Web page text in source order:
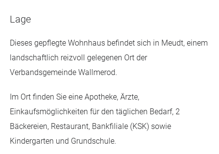
Lage
Dieses gepflegte Wohnhaus befindet sich in Meudt, einem
landschaftlich reizvoll gelegenen Ort der
Verbandsgemeinde Wallmerod.
Im Ort finden Sie eine Apotheke, Ärzte,
Einkaufsmöglichkeiten für den täglichen Bedarf, 2
Bäckereien, Restaurant, Bankfiliale (KSK) sowie
Kindergarten und Grundschule.